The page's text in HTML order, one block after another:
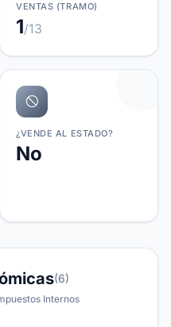
VENTAS (TRAMO)
1/13
¿VENDE AL ESTADO?
No
(6)
Internos